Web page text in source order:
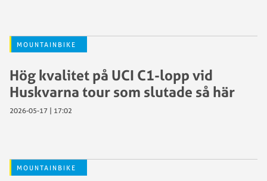
MOUNTAINBIKE
Hög kvalitet på UCI C1-lopp vid
Huskvarna tour som slutade så här
2026-05-17 | 17:02
MOUNTAINBIKE